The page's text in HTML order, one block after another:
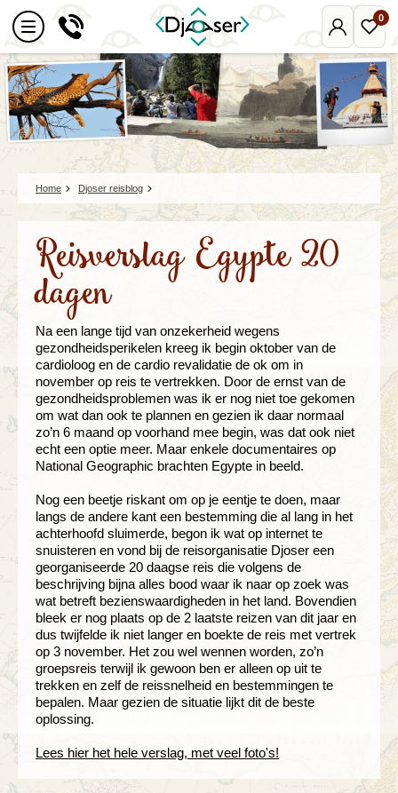
Mijn
Djoser
0
Home Djoser reisblog
Reisverslag Egypte 20
dagen
Na een lange tijd van onzekerheid wegens
gezondheidsperikelen kreeg ik begin oktober van de
cardioloog en de cardio revalidatie de ok om in
november op reis te vertrekken. Door de ernst van de
gezondheidsproblemen was ik er nog niet toe gekomen
om wat dan ook te plannen en gezien ik daar normaal
zo’n 6 maand op voorhand mee begin, was dat ook niet
echt een optie meer. Maar enkele documentaires op
National Geographic brachten Egypte in beeld.
Nog een beetje riskant om op je eentje te doen, maar
langs de andere kant een bestemming die al lang in het
achterhoofd sluimerde, begon ik wat op internet te
snuisteren en vond bij de reisorganisatie Djoser een
georganiseerde 20 daagse reis die volgens de
beschrijving bijna alles bood waar ik naar op zoek was
wat betreft bezienswaardigheden in het land. Bovendien
bleek er nog plaats op de 2 laatste reizen van dit jaar en
dus twijfelde ik niet langer en boekte de reis met vertrek
op 3 november. Het zou wel wennen worden, zo’n
groepsreis terwijl ik gewoon ben er alleen op uit te
trekken en zelf de reissnelheid en bestemmingen te
bepalen. Maar gezien de situatie lijkt dit de beste
oplossing.
Lees hier het hele verslag, met veel foto's!